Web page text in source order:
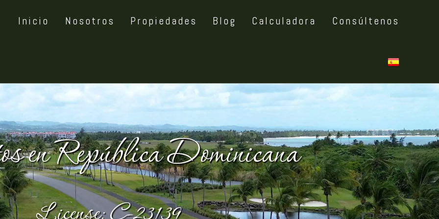
Inicio Nosotros Propiedades Blog Calculadora Consúltenos
en República Dominicana